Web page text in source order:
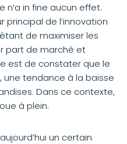
n’a in fine aucun effet.
de l’innovation
de maximiser les
part de marché et
est de constater que le
tendance à la baisse
Dans ce contexte,
à plein.
un certain